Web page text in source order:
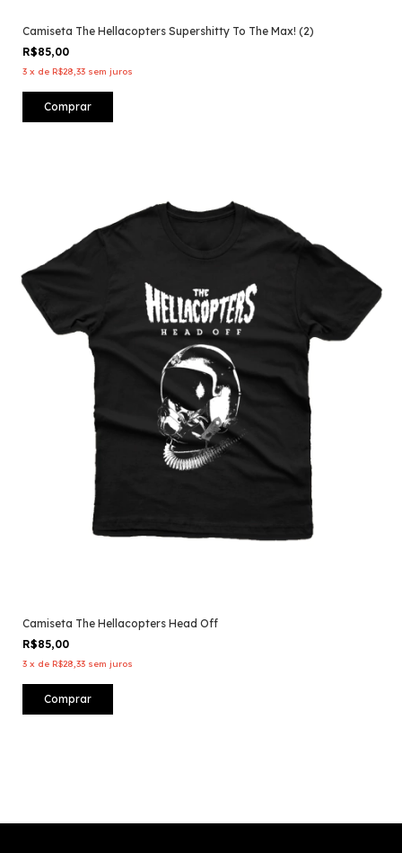
Camiseta The Hellacopters Supershitty To The Max! (2)
R$85,00
3 x de R$28,33 sem juros
Comprar
Camiseta The Hellacopters Head Off
R$85,00
3 x de R$28,33 sem juros
Comprar